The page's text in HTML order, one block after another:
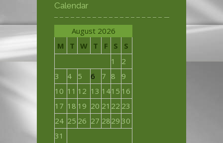
Calendar
August 2026
M
T W T F S
S
1
2
3
4 5 6 7 8
9
10 11 12 13 1415 16
17 18 19 20 21 22 23
24 25 26 27 2829 30
31